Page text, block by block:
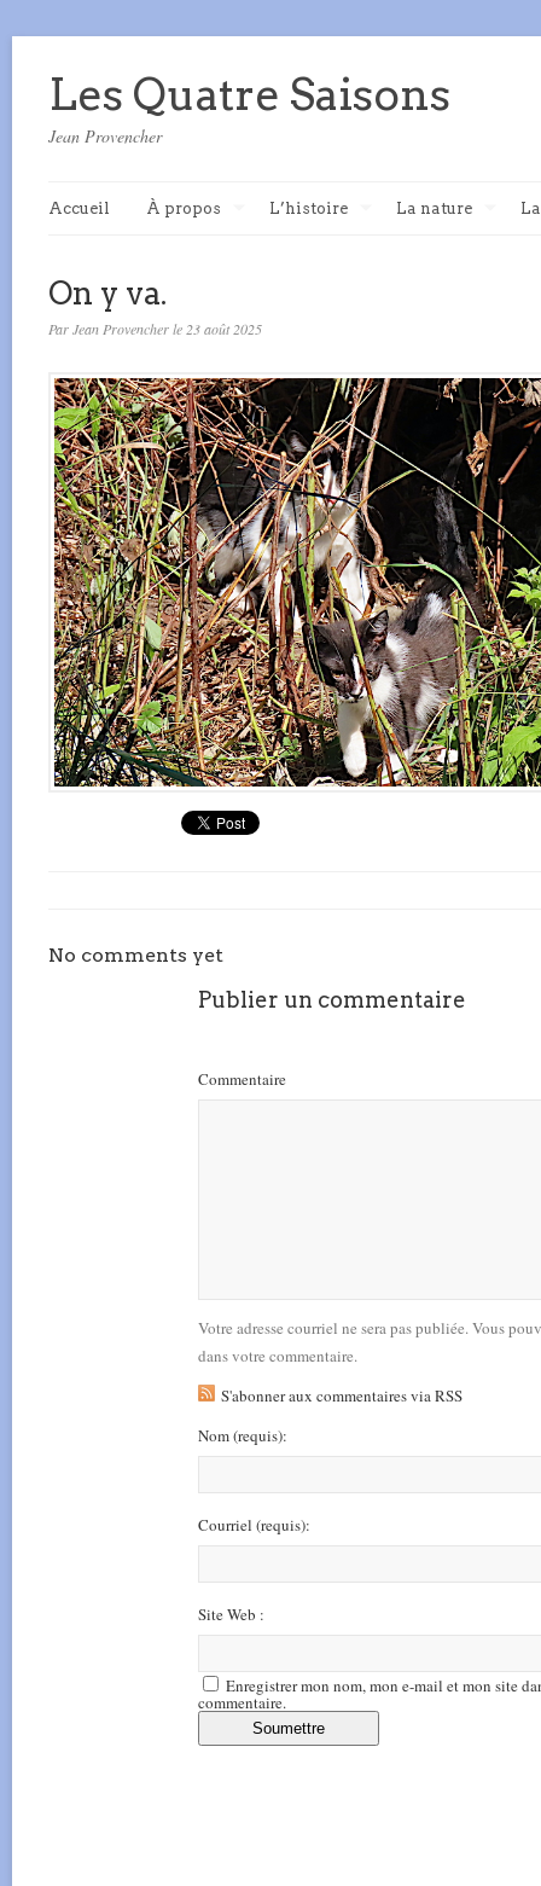
Les Quatre Saisons
Jean Provencher
Accueil À propos L’histoire La nature
On y va.
Par Jean Provencher le 23 août 2025
No comments yet
Publier un commentaire
Commentaire
Votre adresse courriel ne sera pas publiée. Vous
dans votre commentaire.
S'abonner aux commentaires via RSS
Nom(requis):
Courriel (requis):
Site Web :
Enregistrer mon nom, mon e-mail et mon site
commentaire.